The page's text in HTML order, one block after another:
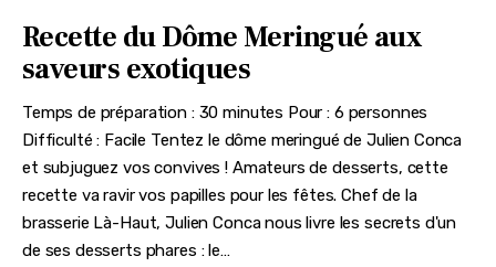
Recette du Dôme Meringué aux
saveurs exotiques
Temps de préparation : 30 minutes Pour : 6 personnes
Difficulté : Facile Tentez le dôme meringué de Julien Conca
et subjuguez vos convives ! Amateurs de desserts, cette
recette va ravir vos papilles pour les fêtes. Chef de la
brasserie Là-Haut, Julien Conca nous livre les secrets d'un
de ses desserts phares : le…